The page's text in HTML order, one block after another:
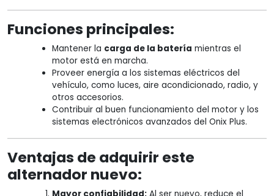
Funciones principales:
Mantener la carga de la batería mientras el
motor está en marcha.
Proveer energía a los sistemas eléctricos del
vehículo, como luces, aire acondicionado, radio, y
otros accesorios.
Contribuir al buen funcionamiento del motor y los
sistemas electrónicos avanzados del Onix Plus.
Ventajas de adquirir este
alternador nuevo: